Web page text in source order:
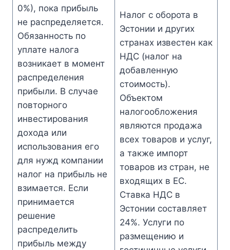
0%), пока прибыль
не распределяется.
Обязанность по
уплате налога
возникает в момент
распределения
прибыли. В случае
повторного
инвестирования
дохода или
использования его
для нужд компании
налог на прибыль не
взимается. Если
принимается
решение
распределить
прибыль между
Налог с оборота в
Эстонии и других
странах известен как
НДС (налог на
добавленную
стоимость).
Объектом
налогообложения
являются продажа
всех товаров и услуг,
а также импорт
товаров из стран, не
входящих в ЕС.
Ставка НДС в
Эстонии составляет
24%. Услуги по
размещению и